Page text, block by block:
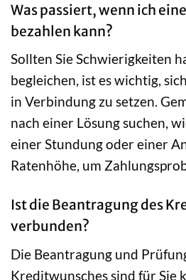
Was passiert, wenn ich
bezahlen kann?
Sollten Sie Schwierigkeiten
begleichen, ist es wichtig,
in Verbindung zu setzen.
nach einer Lösung suchen,
einer Stundung oder einer
Ratenhöhe, um
Ist die Beantragung des
verbunden?
Die Beantragung und
Kreditwunsches sind für Sie